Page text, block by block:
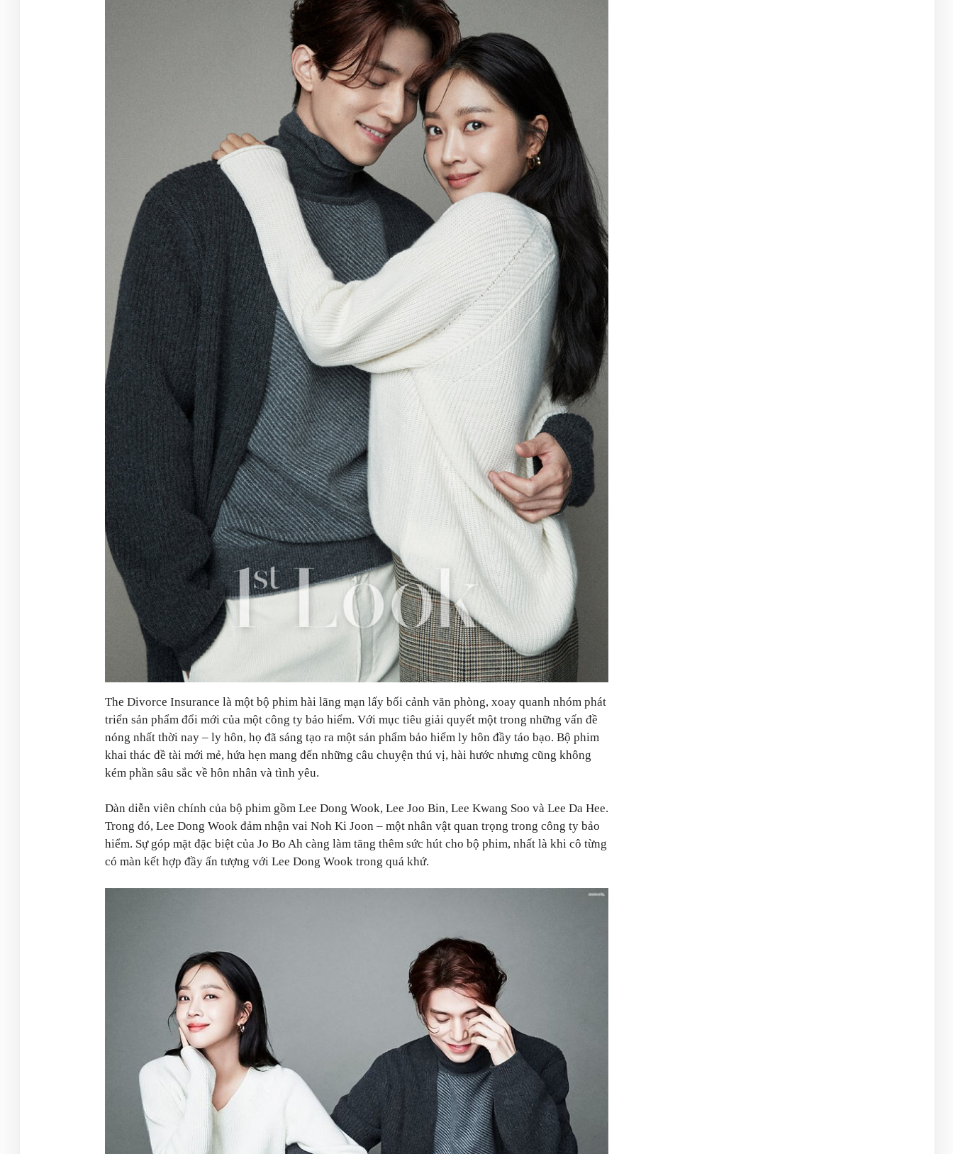
The Divorce Insurance là một bộ phim hài lãng mạn lấy bối cảnh văn phòng, xoay quanh nhóm phát
triển sản phẩm đổi mới của một công ty bảo hiểm. Với mục tiêu giải quyết một trong những vấn đề
nóng nhất thời nay – ly hôn, họ đã sáng tạo ra một sản phẩm bảo hiểm ly hôn đầy táo bạo. Bộ phim
khai thác đề tài mới mẻ, hứa hẹn mang đến những câu chuyện thú vị, hài hước nhưng cũng không
kém phần sâu sắc về hôn nhân và tình yêu.
Dàn diễn viên chính của bộ phim gồm Lee Dong Wook, Lee Joo Bin, Lee Kwang Soo và Lee Da Hee.
Trong đó, Lee Dong Wook đảm nhận vai Noh Ki Joon – một nhân vật quan trọng trong công ty bảo
hiểm. Sự góp mặt đặc biệt của Jo Bo Ah càng làm tăng thêm sức hút cho bộ phim, nhất là khi cô từng
có màn kết hợp đầy ấn tượng với Lee Dong Wook trong quá khứ.